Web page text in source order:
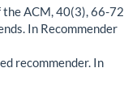
ACM, 40(3), 66-72.
In Recommender
recommender. In